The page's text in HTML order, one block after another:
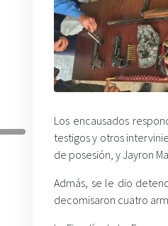
Los encausados
testigos y otros
de posesión, y Jayron
Admás, se le dio
decomisaron cuatro